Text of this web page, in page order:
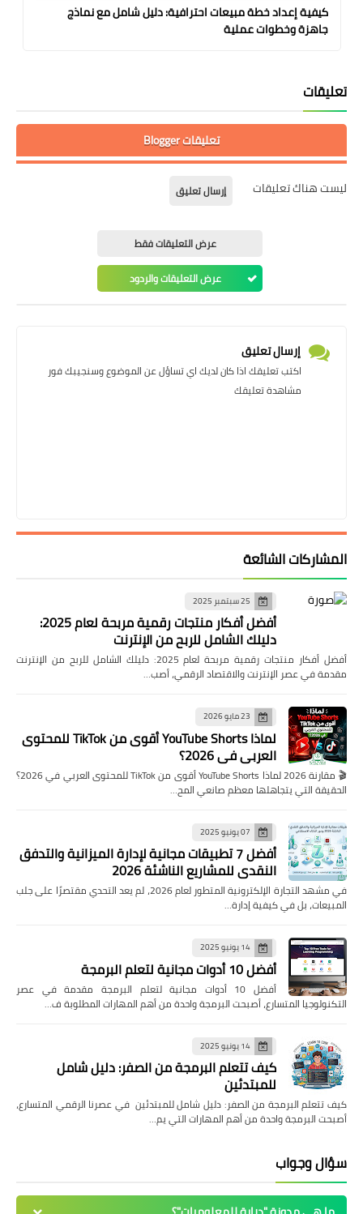
كيفية إعداد خطة مبيعات احترافية: دليل شامل مع نماذج
جاهزة وخطوات عملية
تعليقات
تعليقات Blogger
ليست هناك تعليقات إرسال تعليق
عرض التعليقات فقط
عرض التعليقات والردود
إرسال تعليق
اكتب تعليقك اذا كان لديك اي تساؤل عن الموضوع وسنجيبك فور
مشاهدة تعليقك
المشاركات الشائعة
25 سبتمبر 2025
أفضل أفكار منتجات رقمية مربحة لعام 2025:
دليلك الشامل للربح من الإنترنت
أفضل أفكار منتجات رقمية مربحة لعام 2025: دليلك الشامل للربح من الإنترنت
مقدمة في عصر الإنترنت والاقتصاد الرقمي، أصب…
23 مايو 2026
لماذا YouTube Shorts أقوى من TikTok للمحتوى
العربي في 2026؟
🎬 مقارنة 2026 لماذا YouTube Shorts أقوى من TikTok للمحتوى العربي في 2026؟
الحقيقة التي يتجاهلها معظم صانعي المح…
07 يونيو 2025
أفضل 7 تطبيقات مجانية لإدارة الميزانية والتدفق
النقدي للمشاريع الناشئة 2026
في مشهد التجارة الإلكترونية المتطور لعام 2026، لم يعد التحدي مقتصرًا على جلب
المبيعات، بل في كيفية إدارة…
14 يونيو 2025
أفضل 10 أدوات مجانية لتعلم البرمجة
أفضل 10 أدوات مجانية لتعلم البرمجة مقدمة في عصر
التكنولوجيا المتسارع، أصبحت البرمجة واحدة من أهم المهارات المطلوبة ف…
14 يونيو 2025
كيف تتعلم البرمجة من الصفر: دليل شامل
للمبتدئين
كيف تتعلم البرمجة من الصفر: دليل شامل للمبتدئين في عصرنا الرقمي المتسارع،
أصبحت البرمجة واحدة من أهم المهارات التي يم…
سؤال وجواب